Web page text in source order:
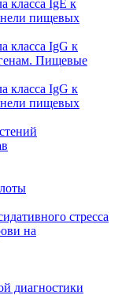
класса IgE к
пищевых
класса IgG к
Пищевые
класса IgG к
пищевых
стресса
на
диагностики